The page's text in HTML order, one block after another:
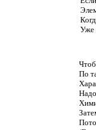
Уже
По